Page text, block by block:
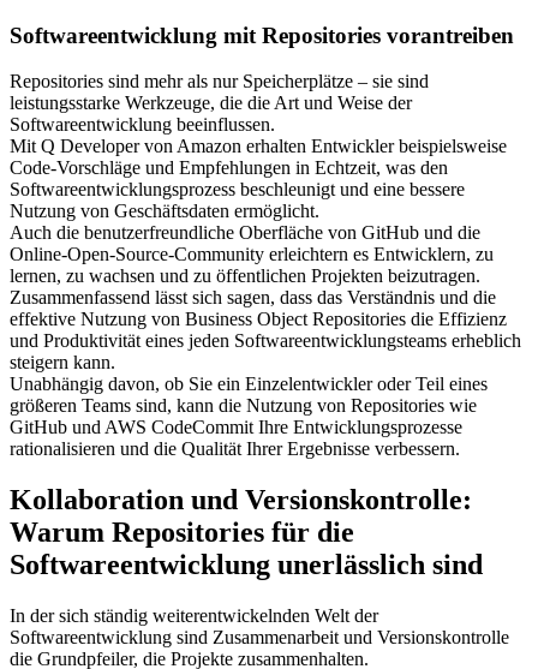
Softwareentwicklung mit Repositories vorantreiben
Repositories sind mehr als nur Speicherplätze – sie sind
leistungsstarke Werkzeuge, die die Art und Weise der
Softwareentwicklung beeinflussen.
Mit Q Developer von Amazon erhalten Entwickler beispielsweise
Code-Vorschläge und Empfehlungen in Echtzeit, was den
Softwareentwicklungsprozess beschleunigt und eine bessere
Nutzung von Geschäftsdaten ermöglicht.
Auch die benutzerfreundliche Oberfläche von GitHub und die
Online-Open-Source-Community erleichtern es Entwicklern, zu
lernen, zu wachsen und zu öffentlichen Projekten beizutragen.
Zusammenfassend lässt sich sagen, dass das Verständnis und die
effektive Nutzung von Business Object Repositories die Effizienz
und Produktivität eines jeden Softwareentwicklungsteams erheblich
steigern kann.
Unabhängig davon, ob Sie ein Einzelentwickler oder Teil eines
größeren Teams sind, kann die Nutzung von Repositories wie
GitHub und AWS CodeCommit Ihre Entwicklungsprozesse
rationalisieren und die Qualität Ihrer Ergebnisse verbessern.
Kollaboration und Versionskontrolle:
Warum Repositories für die
Softwareentwicklung unerlässlich sind
In der sich ständig weiterentwickelnden Welt der
Softwareentwicklung sind Zusammenarbeit und Versionskontrolle
die Grundpfeiler, die Projekte zusammenhalten.